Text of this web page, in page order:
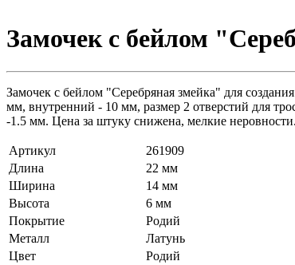
Замочек с бейлом
Замочек с бейлом "Серебряная змейка" для
мм, внутренний - 10 мм, размер 2 отверстий для
-1.5 мм. Цена за штуку снижена, мелкие неровности.
Артикул
261909
Длина
22 мм
Ширина
14 мм
Высота
6 мм
Покрытие
Родий
Металл
Латунь
Цвет
Родий